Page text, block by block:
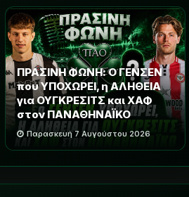
ΠΡΑΣΙΝΗ ΦΩΝΗ: Ο ΓΕΝΣΕΝ
που ΥΠΟΧΩΡΕΙ, η ΑΛΗΘΕΙΑ
για ΟΥΓΚΡΕΣΙΤΣ και ΧΑΦ
στον ΠΑΝΑΘΗΝΑΪΚΟ
Παρασκευή 7 Αυγούστου 2026